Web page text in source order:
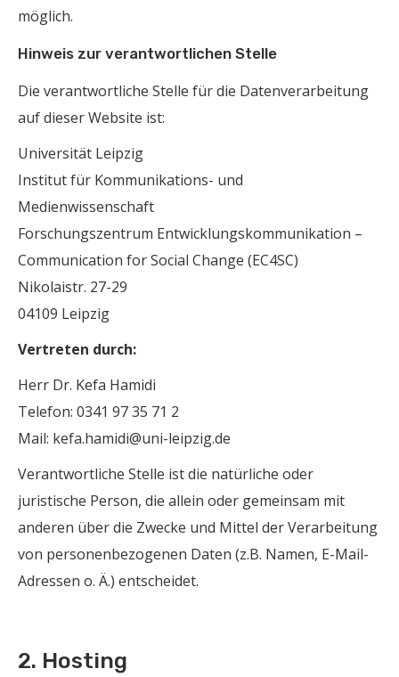
möglich.
Hinweis zur verantwortlichen Stelle
Die verantwortliche Stelle für die Datenverarbeitung
auf dieser Website ist:
Universität Leipzig
Institut für Kommunikations- und
Medienwissenschaft
Forschungszentrum Entwicklungskommunikation –
Communication for Social Change (EC4SC)
Nikolaistr. 27-29
04109 Leipzig
Vertreten durch:
Herr Dr. Kefa Hamidi
Telefon: 0341 97 35 71 2
Mail: kefa.hamidi@uni-leipzig.de
Verantwortliche Stelle ist die natürliche oder
juristische Person, die allein oder gemeinsam mit
anderen über die Zwecke und Mittel der Verarbeitung
von personenbezogenen Daten (z.B. Namen, E-Mail-
Adressen o. Ä.) entscheidet.
2. Hosting